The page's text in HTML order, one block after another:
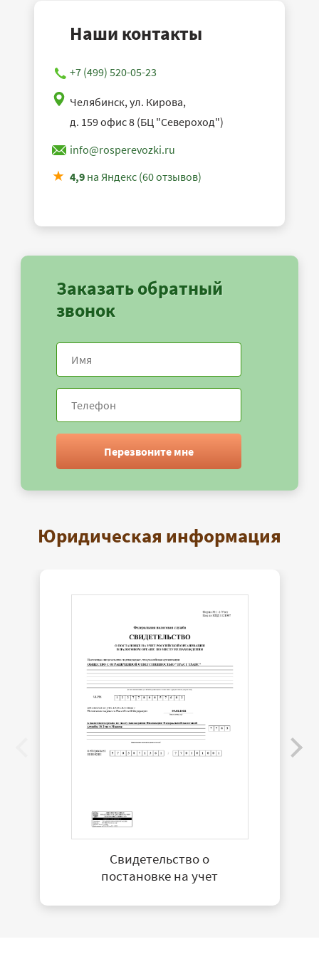
Наши контакты
+7 (499) 520-05-23
Челябинск, ул. Кирова,
д. 159 офис 8 (БЦ "Североход")
info@rosperevozki.ru
4,9 на Яндекс (60 отзывов)
Заказать обратный
звонок
Перезвоните мне
Юридическая информация
Свидетельство о
постановке на учет